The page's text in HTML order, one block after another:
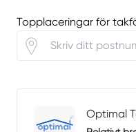
Topplaceringar för
Optimal